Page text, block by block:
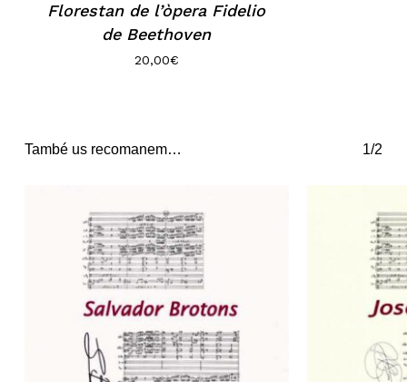
Florestan de l’òpera Fidelio
de Beethoven
20,00€
També us recomanem… 1/2